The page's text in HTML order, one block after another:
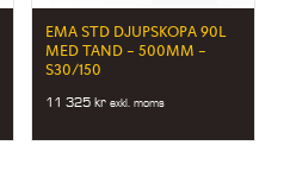
EMA STD DJUPSKOPA 90L
MED TAND – 500MM –
S30/150
11 325 kr exkl. moms